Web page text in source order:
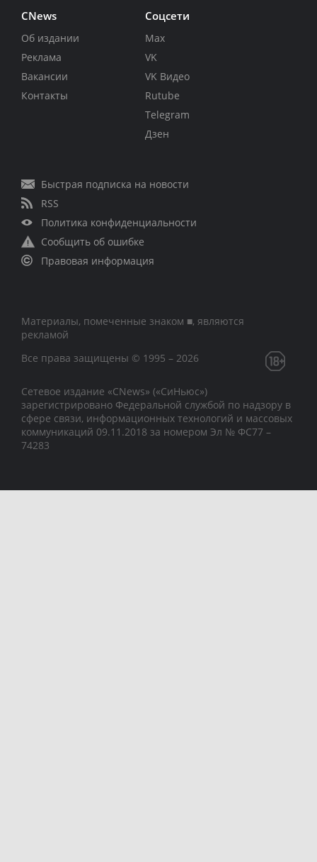
CNews
Об издании
Реклама
Вакансии
Контакты
Соцсети
Max
VK
VK Видео
Rutube
Telegram
Дзен
Быстрая подписка на новости
RSS
Политика конфиденциальности
Сообщить об ошибке
Правовая информация
Материалы, помеченные знаком ■, являются
рекламой
Все права защищены © 1995 – 2026
Сетевое издание «CNews» («СиНьюс»)
зарегистрировано Федеральной службой по надзору в
сфере связи, информационных технологий и массовых
коммуникаций 09.11.2018 за номером Эл № ФС77 –
74283